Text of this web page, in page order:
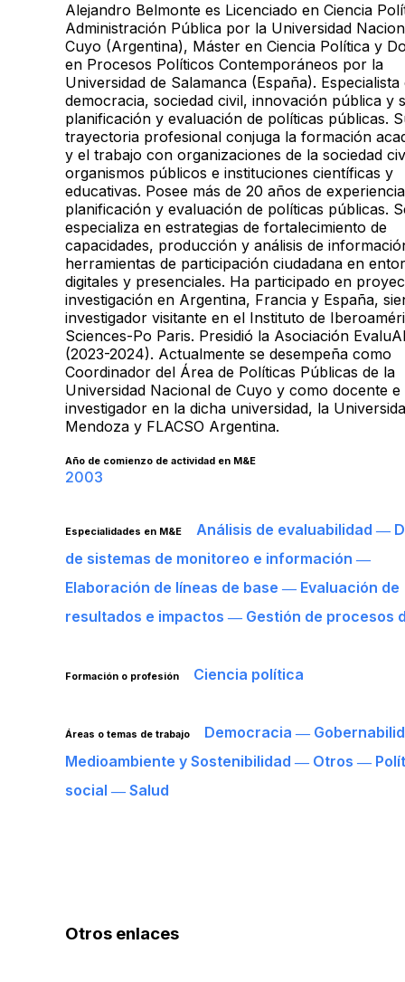
Alejandro Belmonte es Licenciado en Ciencia
Administración Pública por la Universidad
Cuyo (Argentina), Máster en Ciencia Política y
en Procesos Políticos Contemporáneos por la
Universidad de Salamanca (España). Especialista
democracia, sociedad civil, innovación pública y
planificación y evaluación de políticas públicas.
trayectoria profesional conjuga la formación
y el trabajo con organizaciones de la sociedad
organismos públicos e instituciones científicas y
educativas. Posee más de 20 años de
planificación y evaluación de políticas públicas.
especializa en estrategias de fortalecimiento de
capacidades, producción y análisis de
herramientas de participación ciudadana en
digitales y presenciales. Ha participado en
investigación en Argentina, Francia y España,
investigador visitante en el Instituto de
Sciences-Po Paris. Presidió la Asociación
(2023-2024). Actualmente se desempeña como
Coordinador del Área de Políticas Públicas de la
Universidad Nacional de Cuyo y como docente e
investigador en la dicha universidad, la
Mendoza y FLACSO Argentina.
Año de comienzo de actividad en M&E
2003
Especialidades en M&E
Análisis de evaluabilidad ―
de sistemas de monitoreo e información ―
Elaboración de líneas de base ― Evaluación de
resultados e impactos ― Gestión de procesos
Formación o profesión Ciencia política
Áreas o temas de trabajo
Democracia ―
Medioambiente y Sostenibilidad ― Otros ―
social ― Salud
Otros enlaces